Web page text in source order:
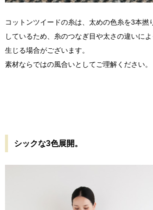
コットンツイードの糸は、太めの色糸を3本撚
しているため、糸のつなぎ目や太さの違いに
生じる場合がございます。
素材ならではの風合いとしてご理解ください。
シックな3色展開。